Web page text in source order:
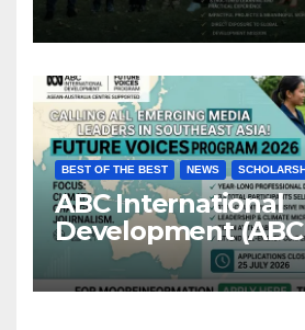
BEST OF THE BEST NEWS
ABC International
Development
Voices Program